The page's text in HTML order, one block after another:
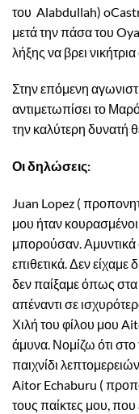
του Alabdullah) o
μετά την πάσα του
λήξης να βρει
Στην επόμενη
αντιμετωπίσει το
την καλύτερη δυνατή
Οι δηλώσεις:
Juan Lopez (
μου ήταν
μπορούσαν. Αμυντικά
επιθετικά. Δεν είχαμε
δεν παίξαμε όπως
απέναντι σε
Χιλή του φίλου μου
άμυνα. Νομίζω ότι στο
παιχνίδι
Aitor Echaburu (
τους παίκτες μου,